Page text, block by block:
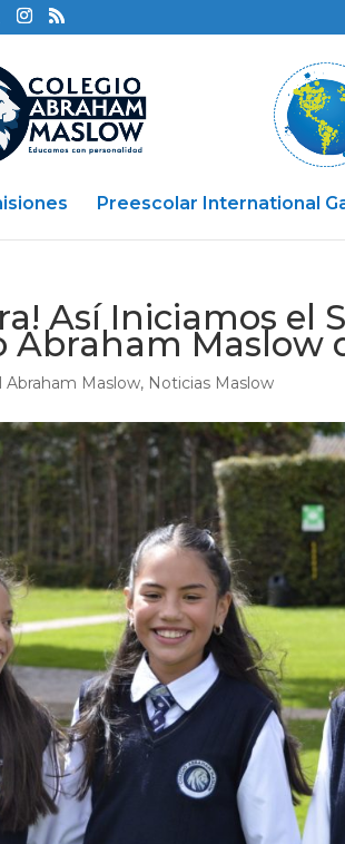
Preescolar International
Así Iniciamos el
Abraham Maslow
Abraham Maslow, Noticias Maslow